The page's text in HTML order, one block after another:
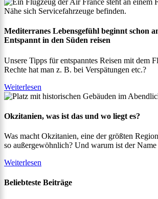
Mediterranes Lebensgefühl beginnt schon
Entspannt in den Süden reisen
Unsere Tipps für entspanntes Reisen mit dem
Rechte hat man z. B. bei Verspätungen etc.?
Weiterlesen
Okzitanien, was ist das und wo liegt es?
Was macht Okzitanien, eine der größten
so außergewöhnlich? Und warum ist der
Weiterlesen
Beliebteste Beiträge